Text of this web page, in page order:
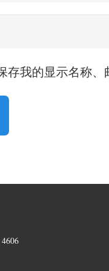
存我的显示名称、